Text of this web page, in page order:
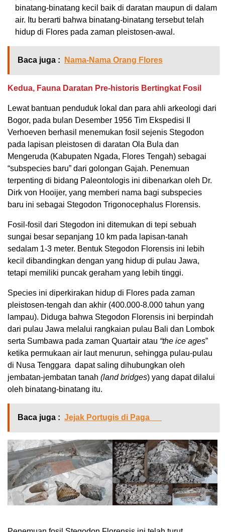
binatang-binatang kecil baik di daratan maupun di dalam
air. Itu berarti bahwa binatang-binatang tersebut telah
hidup di Flores pada zaman pleistosen-awal.
Baca juga : Nama-Nama Orang Flores
Kedua, Fauna Daratan Pre-historis Bertingkat Fosil
Lewat bantuan penduduk lokal dan para ahli arkeologi dari
Bogor, pada bulan Desember 1956 Tim Ekspedisi II
Verhoeven berhasil menemukan fosil sejenis Stegodon
pada lapisan pleistosen di daratan Ola Bula dan
Mengeruda (Kabupaten Ngada, Flores Tengah) sebagai
“subspecies baru” dari golongan Gajah. Penemuan
terpenting di bidang Paleontologis ini dibenarkan oleh Dr.
Dirk von Hooijer, yang memberi nama bagi subspecies
baru ini sebagai Stegodon Trigonocephalus Florensis.
Fosil-fosil dari Stegodon ini ditemukan di tepi sebuah
sungai besar sepanjang 10 km pada lapisan-tanah
sedalam 1-3 meter. Bentuk Stegodon Florensis ini lebih
kecil dibandingkan dengan yang hidup di pulau Jawa,
tetapi memiliki puncak geraham yang lebih tinggi.
Species ini diperkirakan hidup di Flores pada zaman
pleistosen-tengah dan akhir (400.000-8.000 tahun yang
lampau). Diduga bahwa Stegodon Florensis ini berpindah
dari pulau Jawa melalui rangkaian pulau Bali dan Lombok
serta Sumbawa pada zaman Quartair atau “the ice ages”
ketika permukaan air laut menurun, sehingga pulau-pulau
di Nusa Tenggara dapat saling dihubungkan oleh
jembatan-jembatan tanah (land bridges) yang dapat dilalui
oleh binatang-binatang itu.
Baca juga : Jejak Portugis di Paga